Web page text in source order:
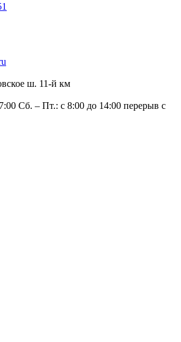
ш. 11-й км
Сб. – Пт.: с 8:00 до 14:00 перерыв с